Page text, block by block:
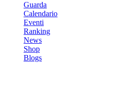
Guarda
Calendario
Eventi
Ranking
News
Shop
Blogs